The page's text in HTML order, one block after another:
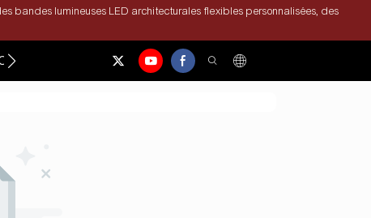
bandes lumineuses LED architecturales flexibles personnalisées, des
DE NOUS NOUVELLES NOUS CONTACTER